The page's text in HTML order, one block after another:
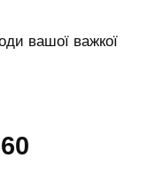
вашої важкої